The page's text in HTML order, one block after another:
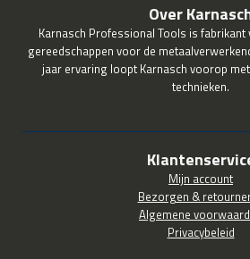
Over
Karnasch Professional Tools is
gereedschappen voor de
jaar ervaring loopt Karnasch voorop
technieken.
Mijn account
Bezorgen &
Algemene
Privacybeleid